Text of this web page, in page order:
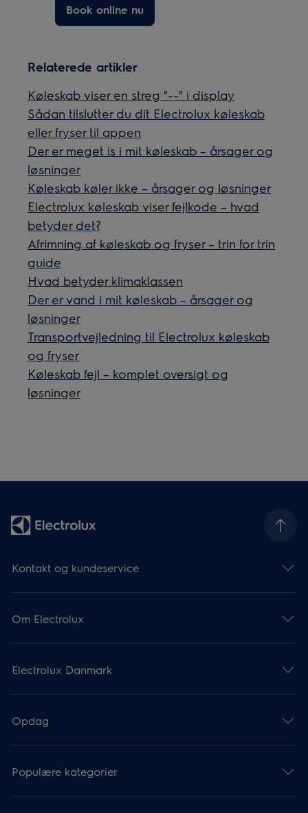
Book online nu
Relaterede artikler
Køleskab viser en streg "--" i display
Sådan tilslutter du dit Electrolux køleskab
eller fryser til appen
Der er meget is i mit køleskab – årsager og
løsninger
Køleskab køler ikke – årsager og løsninger
Electrolux køleskab viser fejlkode – hvad
betyder det?
Afrimning af køleskab og fryser – trin for trin
guide
Hvad betyder klimaklassen
Der er vand i mit køleskab – årsager og
løsninger
Transportvejledning til Electrolux køleskab
og fryser
Køleskab fejl – komplet oversigt og
løsninger
Kontakt og kundeservice
Om Electrolux
Electrolux Danmark
Opdag
Populære kategorier